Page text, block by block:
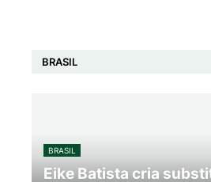
BRASIL
BRASIL
Eike Batista cria